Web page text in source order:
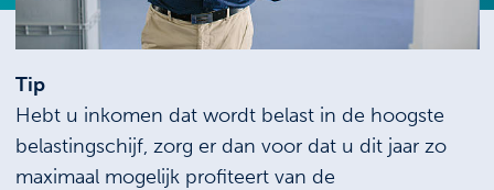
Tip
Hebt u inkomen dat wordt belast in de hoogste
belastingschijf, zorg er dan voor dat u dit jaar zo
maximaal mogelijk profiteert van de